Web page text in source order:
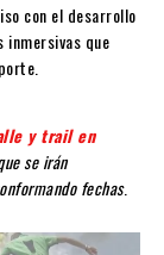
con el desarrollo
inmersivas que
y trail en
se irán
fechas.